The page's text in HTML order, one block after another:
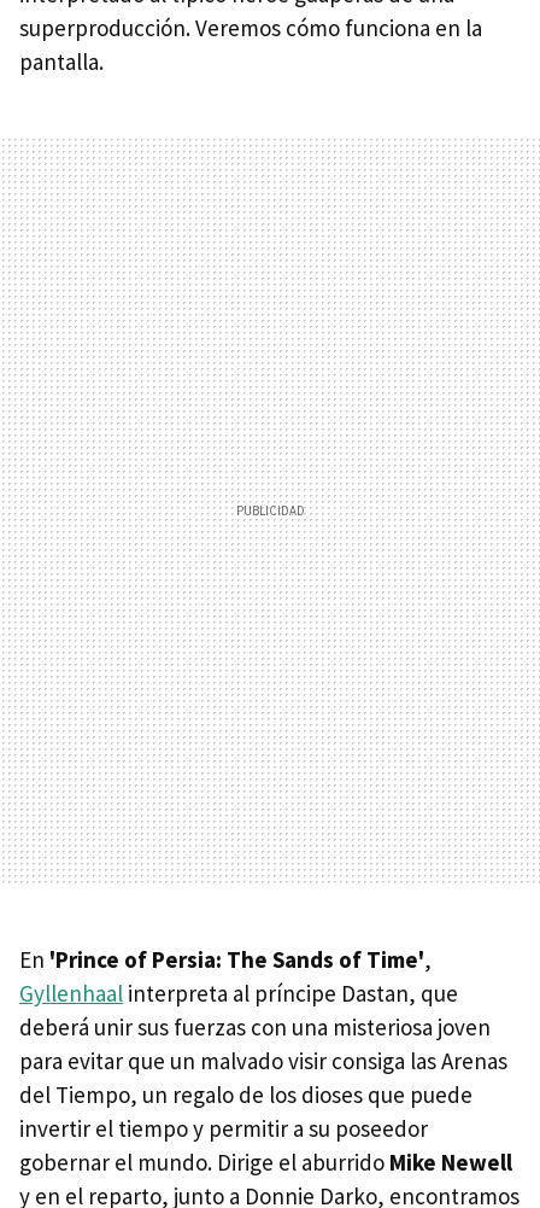
superproducción. Veremos cómo funciona en la
pantalla.
En 'Prince of Persia: The Sands of Time',
Gyllenhaal interpreta al príncipe Dastan, que
deberá unir sus fuerzas con una misteriosa joven
para evitar que un malvado visir consiga las Arenas
del Tiempo, un regalo de los dioses que puede
invertir el tiempo y permitir a su poseedor
gobernar el mundo. Dirige el aburrido Mike Newell
y en el reparto, junto a Donnie Darko, encontramos